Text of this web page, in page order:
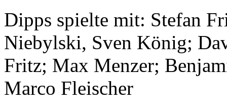
Dipps spielte mit: Stefan
Niebylski, Sven König;
Fritz; Max Menzer;
Marco Fleischer